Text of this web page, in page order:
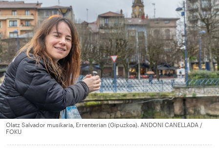
Olatz Salvador musikaria, Errenterian (Gipuzkoa). ANDONI CANELLADA /
FOKU